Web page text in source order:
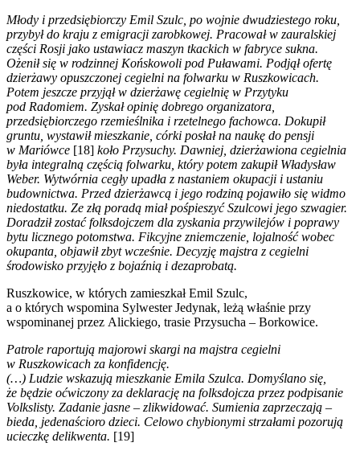
Młody i przedsiębiorczy Emil Szulc, po wojnie dwudziestego roku,
przybył do kraju z emigracji zarobkowej. Pracował w zauralskiej
części Rosji jako ustawiacz maszyn tkackich w fabryce sukna.
Ożenił się w rodzinnej Końskowoli pod Puławami. Podjął ofertę
dzierżawy opuszczonej cegielni na folwarku w Ruszkowicach.
Potem jeszcze przyjął w dzierżawę cegielnię w Przytyku
pod Radomiem. Zyskał opinię dobrego organizatora,
przedsiębiorczego rzemieślnika i rzetelnego fachowca. Dokupił
gruntu, wystawił mieszkanie, córki posłał na naukę do pensji
w Mariówce [18] koło Przysuchy. Dawniej, dzierżawiona cegielnia
była integralną częścią folwarku, który potem zakupił Władysław
Weber. Wytwórnia cegły upadła z nastaniem okupacji i ustaniu
budownictwa. Przed dzierżawcą i jego rodziną pojawiło się widmo
niedostatku. Ze złą poradą miał pośpieszyć Szulcowi jego szwagier.
Doradził zostać folksdojczem dla zyskania przywilejów i poprawy
bytu licznego potomstwa. Fikcyjne zniemczenie, lojalność wobec
okupanta, objawił zbyt wcześnie. Decyzję majstra z cegielni
środowisko przyjęło z bojaźnią i dezaprobatą.
Ruszkowice, w których zamieszkał Emil Szulc,
a o których wspomina Sylwester Jedynak, leżą właśnie przy
wspominanej przez Alickiego, trasie Przysucha – Borkowice.
Patrole raportują majorowi skargi na majstra cegielni
w Ruszkowicach za konfidencję.
(…) Ludzie wskazują mieszkanie Emila Szulca. Domyślano się,
że będzie oćwiczony za deklarację na folksdojcza przez podpisanie
Volkslisty. Zadanie jasne – zlikwidować. Sumienia zaprzeczają –
bieda, jedenaścioro dzieci. Celowo chybionymi strzałami pozorują
ucieczkę delikwenta. [19]